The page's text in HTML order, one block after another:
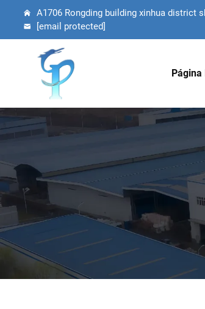
A1706 Rongding building xinhua district
[email protected]